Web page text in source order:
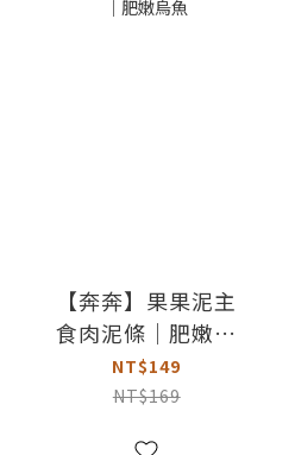
【奔奔】果果泥主
食肉泥條｜肥嫩烏
魚
NT$149
NT$169